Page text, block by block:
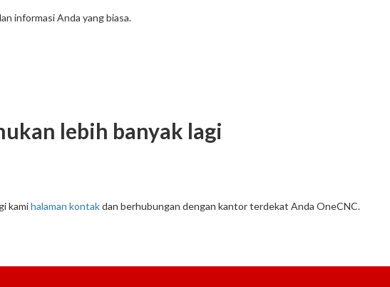
informasi Anda yang biasa.
lebih banyak lagi
kamihalaman kontakdan berhubungan dengan kantor terdekat Anda OneCNC.